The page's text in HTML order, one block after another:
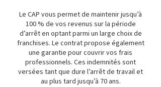
Le CAP vous permet de maintenir jusqu’à
100 % de vos revenus sur la période
d’arrêt en optant parmi un large choix de
franchises. Le contrat propose également
une garantie pour couvrir vos frais
professionnels. Ces indemnités sont
versées tant que dure l’arrêt de travail et
au plus tard jusqu’à 70 ans.